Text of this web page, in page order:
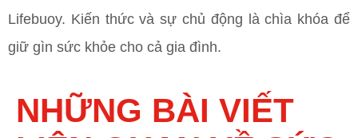
Lifebuoy. Kiến thức và sự chủ động là chìa khóa để
giữ gìn sức khỏe cho cả gia đình.
NHỮNG BÀI VIẾT